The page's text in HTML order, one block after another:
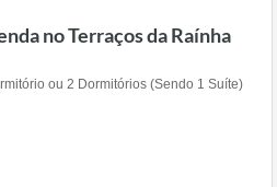
no Terraços da Raínha
ou 2 Dormitórios (Sendo 1 Suíte)